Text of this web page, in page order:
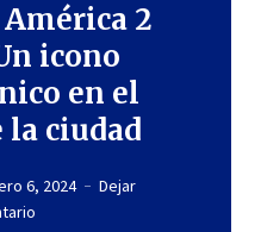
2
icono
en el
la ciudad
6, 2024
Dejar